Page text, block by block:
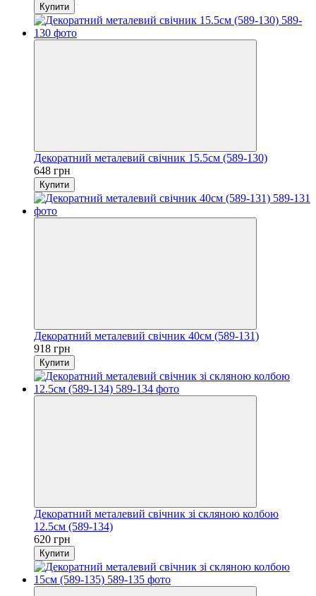
Купити
Декоратний металевий свічник 15.5см (589-130)
648 грн
Купити
Декоратний металевий свічник 40см (589-131)
918 грн
Купити
Декоратний металевий свічник зі скляною колбою
12.5см (589-134)
620 грн
Купити